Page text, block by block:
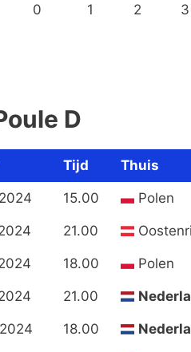
0 1 2 3
D
Tijd Thuis
15.00 Polen
21.00
18.00 Polen
21.00
18.00